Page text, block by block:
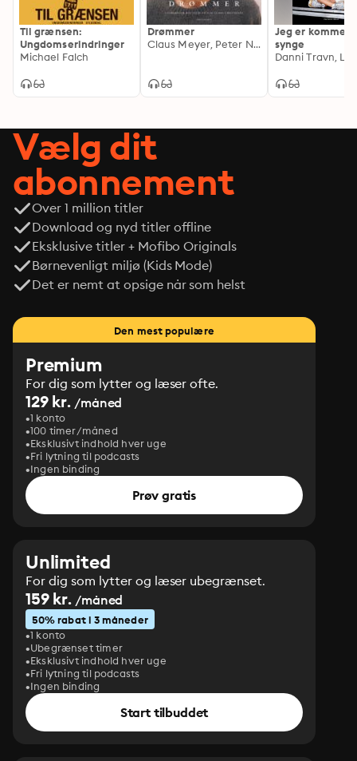
Til grænsen:
Ungdomserindringer
Michael Falch
Drømmer
Claus Meyer, Peter Nicolai Gudme Christensen
Jeg er kommet
synge
Vælg dit
abonnement
Over 1 million titler
Download og nyd titler offline
Eksklusive titler + Mofibo Originals
Børnevenligt miljø (Kids Mode)
Det er nemt at opsige når som helst
Den mest populære
Premium
For dig som lytter og læser ofte.
129 kr. /måned
1 konto
100 timer/måned
Eksklusivt indhold hver uge
Fri lytning til podcasts
Ingen binding
Prøv gratis
Unlimited
For dig som lytter og læser ubegrænset.
159 kr. /måned
50% rabat i 3 måneder
1 konto
Ubegrænset timer
Eksklusivt indhold hver uge
Fri lytning til podcasts
Ingen binding
Start tilbuddet